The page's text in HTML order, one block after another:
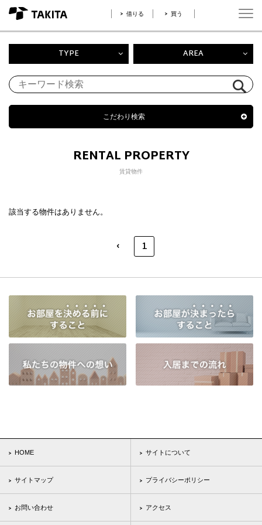
借りる 買う
TYPE AREA
こだわり検索
RENTAL PROPERTY
賃貸物件
該当する物件はありません。
‹ 1
HOME サイトについて
サイトマップ プライバシーポリシー
お問い合わせ アクセス